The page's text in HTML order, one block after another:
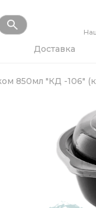
Доставка
850мл "КД -106"